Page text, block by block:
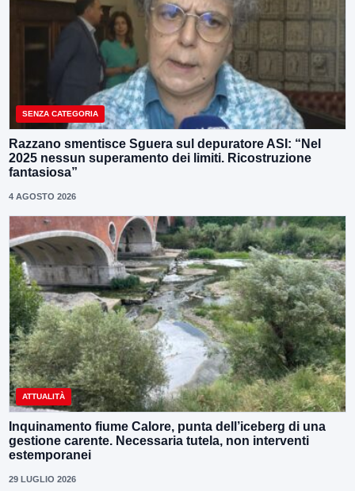
SENZA CATEGORIA
Razzano smentisce Sguera sul depuratore ASI: “Nel
2025 nessun superamento dei limiti. Ricostruzione
fantasiosa”
4 AGOSTO 2026
ATTUALITÀ
Inquinamento fiume Calore, punta dell’iceberg di una
gestione carente. Necessaria tutela, non interventi
estemporanei
29 LUGLIO 2026